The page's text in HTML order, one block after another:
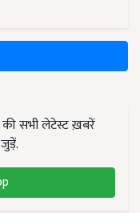
सभी लेटेस्ट ख़बरें